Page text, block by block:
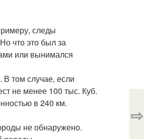
следы
что это был за
или вынимался
том случае, если
не менее 100 тыс. Куб.
в 240 км.
не обнаружено.
⇨